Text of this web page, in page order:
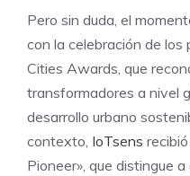
Pero sin duda, el
con la celebración de
Cities Awards, que
transformadores a nivel
desarrollo urbano
contexto, IoTsens
Pioneer», que distingue